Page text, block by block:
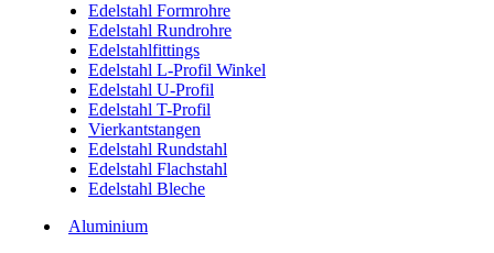
Edelstahl Formrohre
Edelstahl Rundrohre
Edelstahlfittings
Edelstahl L-Profil Winkel
Edelstahl U-Profil
Edelstahl T-Profil
Vierkantstangen
Edelstahl Rundstahl
Edelstahl Flachstahl
Edelstahl Bleche
Aluminium